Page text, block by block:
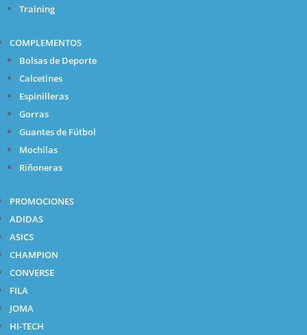
Training
COMPLEMENTOS
Bolsas de Deporte
Calcetines
Espinilleras
Gorras
Guantes de Fútbol
Mochilas
Riñoneras
PROMOCIONES
ADIDAS
ASICS
CHAMPION
CONVERSE
FILA
JOMA
HI-TECH